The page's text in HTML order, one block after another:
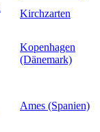
Kirchzarten
Kopenhagen
(Dänemark)
Ames (Spanien)